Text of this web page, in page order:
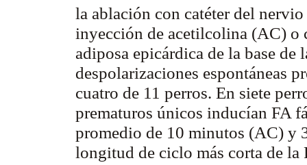
la ablación con catéter del nervio
inyección de acetilcolina (AC)
adiposa epicárdica de la base
despolarizaciones espontáneas
cuatro de 11 perros. En siete
prematuros únicos inducían FA
promedio de 10 minutos (AC) y
longitud de ciclo más corta de